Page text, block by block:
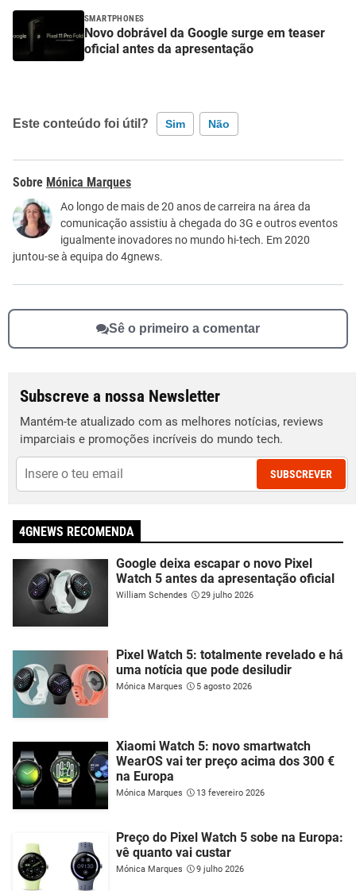
SMARTPHONES
Novo dobrável da Google surge em teaser
oficial antes da apresentação
Este conteúdo foi útil? Sim Não
Este conteúdo contém informação incorreta
Este conteúdo não tem a informação que procuro
Outro
Mónica Marques
Ao longo de mais de 20 anos de carreira na área da
comunicação assistiu à chegada do 3G e outros eventos
igualmente inovadores no mundo hi-tech. Em 2020
juntou-se à equipa do 4gnews.
Sê o primeiro a comentar
Subscreve a nossa Newsletter
Mantém-te atualizado com as melhores notícias, reviews
imparciais e promoções incríveis do mundo tech.
SUBSCREVER
4GNEWS RECOMENDA
Google deixa escapar o novo Pixel
Watch 5 antes da apresentação oficial
William Schendes 29 julho 2026
Pixel Watch 5: totalmente revelado e há
uma notícia que pode desiludir
Mónica Marques 5 agosto 2026
Xiaomi Watch 5: novo smartwatch
WearOS vai ter preço acima dos 300 €
na Europa
Mónica Marques 13 fevereiro 2026
Preço do Pixel Watch 5 sobe na Europa:
vê quanto vai custar
Mónica Marques 9 julho 2026